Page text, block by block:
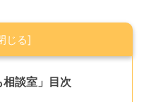
談室」目次